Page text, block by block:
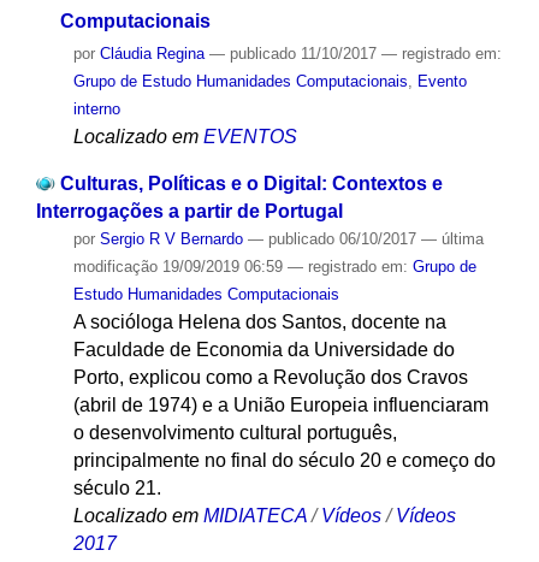
Computacionais
por Cláudia Regina — publicado11/10/2017 — registrado em:
Grupo de Estudo Humanidades Computacionais
Evento
interno
Localizado em EVENTOS
Culturas, Políticas e o Digital: Contextos e
Interrogações a partir de Portugal
por Sergio R V Bernardo — publicado06/10/2017 — última
modificação19/09/2019 06:59 — registrado em: Grupo de
Estudo Humanidades Computacionais
A socióloga Helena dos Santos, docente na
Faculdade de Economia da Universidade do
Porto, explicou como a Revolução dos Cravos
(abril de 1974) e a União Europeia influenciaram
o desenvolvimento cultural português,
principalmente no final do século 20 e começo do
século 21.
Localizado em MIDIATECA /Vídeos /Vídeos
2017